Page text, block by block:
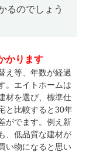
るのでしょう
かります
え等、年数が経過
。エイトホームは
材を選び、標準仕
と比較すると30年
がでます。例え新
、低品質な建材が
い物になると思い